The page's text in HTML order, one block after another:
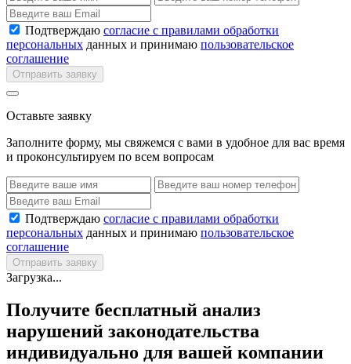
Подтверждаю согласие с правилами обработки
персональных данных и принимаю пользовательское
соглашение
Отправить заявку
Оставьте заявку
Заполните форму, мы свяжемся с вами в удобное для вас время
и проконсультируем по всем вопросам
Подтверждаю согласие с правилами обработки
персональных данных и принимаю пользовательское
соглашение
Отправить заявку
Загрузка...
Получите бесплатный анализ
нарушений законодательства
индивидуально для вашей компании